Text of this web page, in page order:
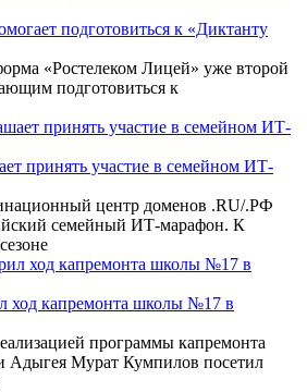
подготовиться к «Диктанту
«Ростелеком Лицей» уже второй
подготовиться к
принять участие в семейном ИТ-
центр доменов .RU/.РФ
семейный ИТ-марафон. К
ход капремонта школы №17 в
программы капремонта
Адыгея Мурат Кумпилов посетил